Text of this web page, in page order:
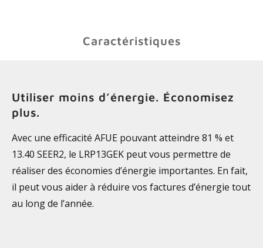
Caractéristiques
Utiliser moins d’énergie. Économisez
plus.
Avec une efficacité AFUE pouvant atteindre 81 % et
13.40 SEER2, le LRP13GEK peut vous permettre de
réaliser des économies d’énergie importantes. En fait,
il peut vous aider à réduire vos factures d’énergie tout
au long de l’année.